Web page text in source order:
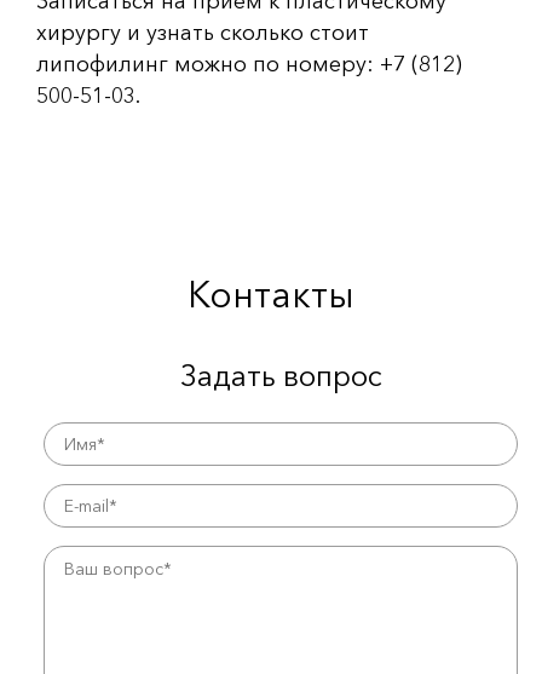
хирургу и узнать сколько стоит
липофилинг можно по номеру: +7 (812)
500-51-03.
Контакты
Задать вопрос